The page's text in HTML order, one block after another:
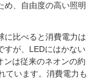
め、自由度の高い照明
に比べると消費電力は
すが、LEDにはかない
ンは従来のネオンの約
ています。消費電力も